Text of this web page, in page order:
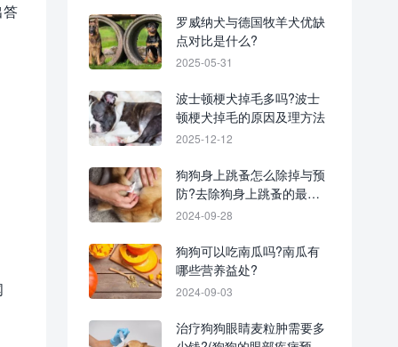
罗威纳犬与德国牧羊犬优缺
点对比是什么?
2025-05-31
波士顿梗犬掉毛多吗?波士
顿梗犬掉毛的原因及理方法
2025-12-12
狗狗身上跳蚤怎么除掉与预
防?去除狗身上跳蚤的最佳
家庭疗法!
2024-09-28
狗狗可以吃南瓜吗?南瓜有
哪些营养益处?
2024-09-03
治疗狗狗眼睛麦粒肿需要多